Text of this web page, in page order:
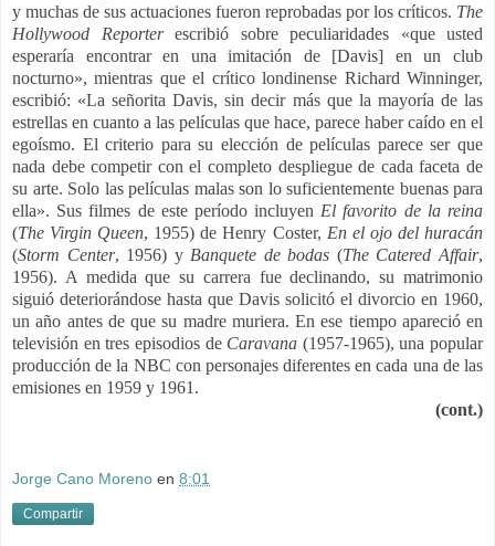
y muchas de sus actuaciones fueron reprobadas por los críticos. The
Hollywood Reporterescribió sobre peculiaridades «que usted
esperaría encontrar en una imitación de [Davis] en un club
nocturno»,​ mientras que el crítico londinense Richard Winninger,
escribió: «La señorita Davis, sin decir más que la mayoría de las
estrellas en cuanto a las películas que hace, parece haber caído en el
egoísmo. El criterio para su elección de películas parece ser que
nada debe competir con el completo despliegue de cada faceta de
su arte. Solo las películas malas son lo suficientemente buenas para
ella».​ Sus filmes de este período incluyen El favorito de la reina
(The Virgin Queen, 1955) de Henry Coster, En el ojo del huracán
(Storm Center, 1956) y Banquete de bodas (The Catered Affair,
1956). A medida que su carrera fue declinando, su matrimonio
siguió deteriorándose hasta que Davis solicitó el divorcio en 1960,
un año antes de que su madre muriera.​ En ese tiempo apareció en
televisión en tres episodios de Caravana (1957-1965), una popular
producción de la NBC con personajes diferentes en cada una de las
emisiones en 1959 y 1961.
(cont.)
Jorge Cano Moreno en 8:01
Compartir